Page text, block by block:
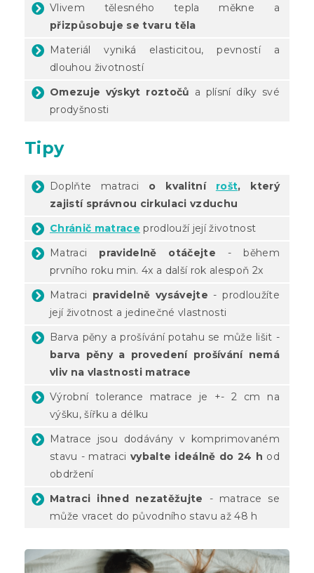
Vlivem tělesného tepla měkne a
přizpůsobuje se tvaru těla
Materiál vyniká elasticitou, pevností a
dlouhou životností
Omezuje výskyt roztočů a plísní díky své
prodyšnosti
Tipy
Doplňte matraci o kvalitní rošt, který
zajistí správnou cirkulaci vzduchu
Chránič matrace prodlouží její životnost
Matraci pravidelně otáčejte - během
prvního roku min. 4x a další rok alespoň 2x
Matraci pravidelně vysávejte - prodloužíte
její životnost a jedinečné vlastnosti
Barva pěny a prošívání potahu se může lišit -
barva pěny a provedení prošívání nemá
vliv na vlastnosti matrace
Výrobní tolerance matrace je +- 2 cm na
výšku, šířku a délku
Matrace jsou dodávány v komprimovaném
stavu - matraci vybalte ideálně do 24 h od
obdržení
Matraci ihned nezatěžujte - matrace se
může vracet do původního stavu až 48 h